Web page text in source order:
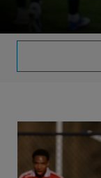
VVVHER
TELHER